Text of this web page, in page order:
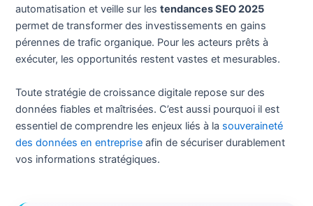
automatisation et veille sur lestendances SEO 2025
permet de transformer des investissements en gains
pérennes de trafic organique. Pour les acteurs prêts à
exécuter, les opportunités restent vastes et mesurables.
Toute stratégie de croissance digitale repose sur des
données fiables et maîtrisées. C’est aussi pourquoi il est
essentiel de comprendre les enjeux liés à la souveraineté
des données en entreprise afin de sécuriser durablement
vos informations stratégiques.